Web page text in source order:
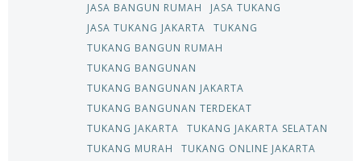
JASA BANGUN RUMAH
JASA TUKANG
JASA TUKANG JAKARTA
TUKANG
TUKANG BANGUN RUMAH
TUKANG BANGUNAN
TUKANG BANGUNAN JAKARTA
TUKANG BANGUNAN TERDEKAT
TUKANG JAKARTA
TUKANG JAKARTA SELATAN
TUKANG MURAH
TUKANG ONLINE JAKARTA